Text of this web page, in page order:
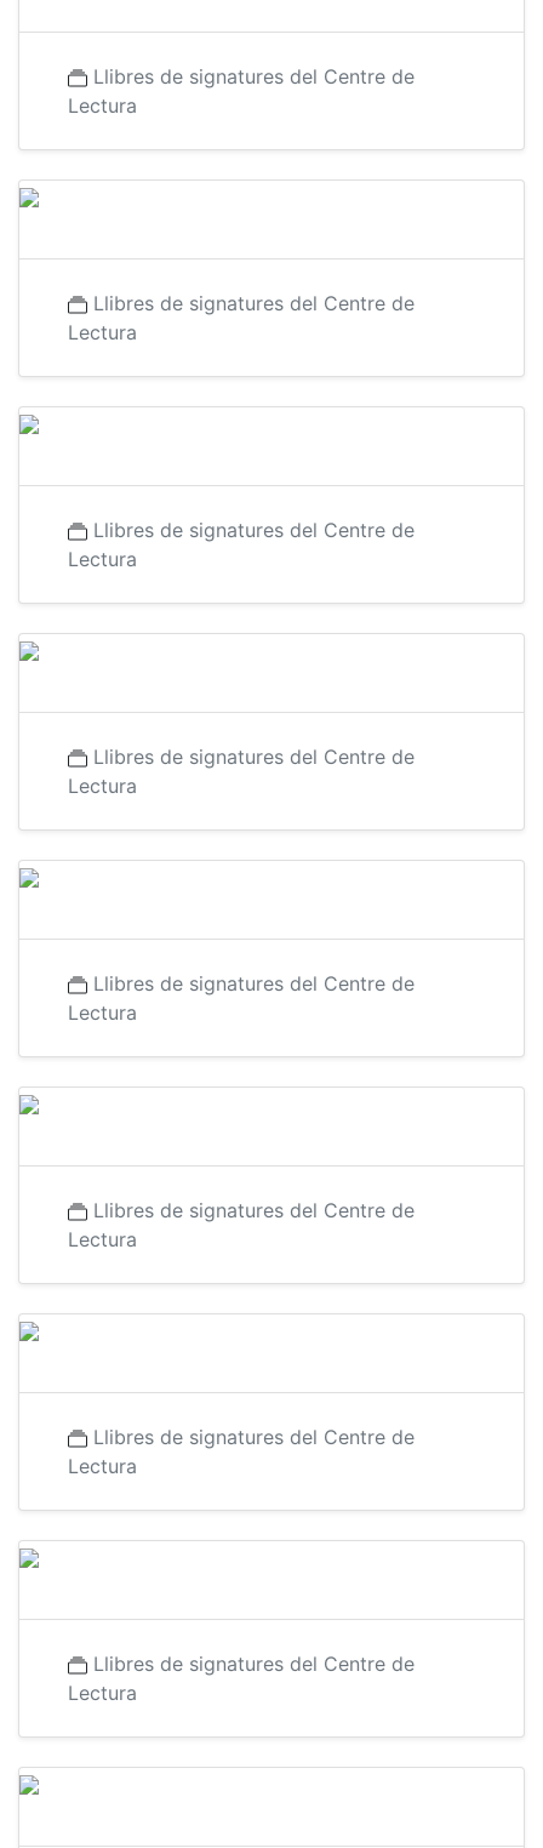
Llibres de signatures del Centre de
Lectura
Llibres de signatures del Centre de
Lectura
Llibres de signatures del Centre de
Lectura
Llibres de signatures del Centre de
Lectura
Llibres de signatures del Centre de
Lectura
Llibres de signatures del Centre de
Lectura
Llibres de signatures del Centre de
Lectura
Llibres de signatures del Centre de
Lectura